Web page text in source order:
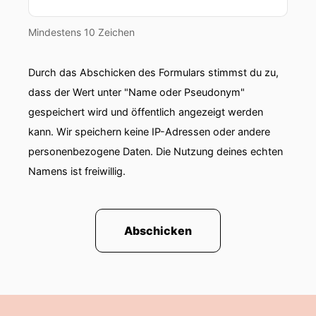
00:01:14: Das richtig!
00:01:20: Ich finde gut du kommst mit den
schönen Themen rein.
00:01:23: Wer hat denn zu dieser Folge wieder
eingeladen?
00:01:25: Wer musste dann da wieder dem
00:01:27: Ich oder du?
00:01:29: Ich glaube es war im Endeffekt so
Mindestens 10 Zeichen
Durch das Abschicken des Formulars stimmst du zu,
dass der Wert unter "Name oder Pseudonym"
gespeichert wird und öffentlich angezeigt werden
kann. Wir speichern keine IP-Adressen oder andere
personenbezogene Daten. Die Nutzung deines echten
Namens ist freiwillig.
Abschicken